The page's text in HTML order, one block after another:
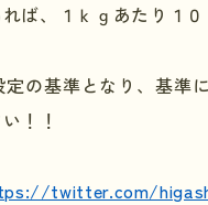
ば、１ｋｇあたり１０
の基準となり、基準
！！
twitter.com/